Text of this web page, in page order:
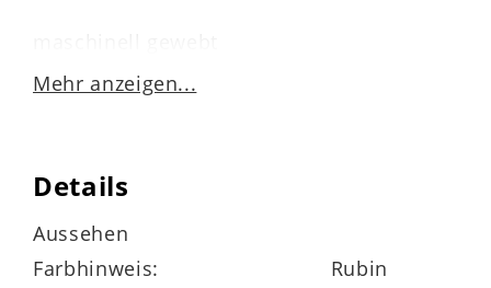
mit Einfassband
pflegeleicht
Mehr anzeigen...
Details
Aussehen
Farbhinweis:
Rubin